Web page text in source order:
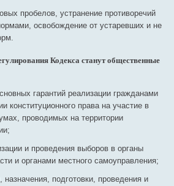
пробелов, устранение противоречий
освобождение от устаревших и не
Кодекса станут общественные
гарантий реализации гражданами
конституционного права на участие в
проводимых на территории
и проведения выборов в органы
и органами местного самоуправления;
назначения, подготовки, проведения и